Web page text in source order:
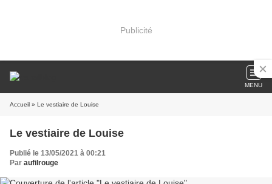
Publicité
MENU
Accueil » Le vestiaire de Louise
Le vestiaire de Louise
Publié le 13/05/2021 à 00:21
Par aufilrouge